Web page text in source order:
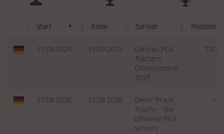
Start Ende Turnier Position
17.09.2025 — 19.09.2025
German PGA
Teachers
Championship
2025
T20
17.08.2026 — 19.08.2026
Dieter Praun
Trophy - Die
offizielle PGA
Seniors
—